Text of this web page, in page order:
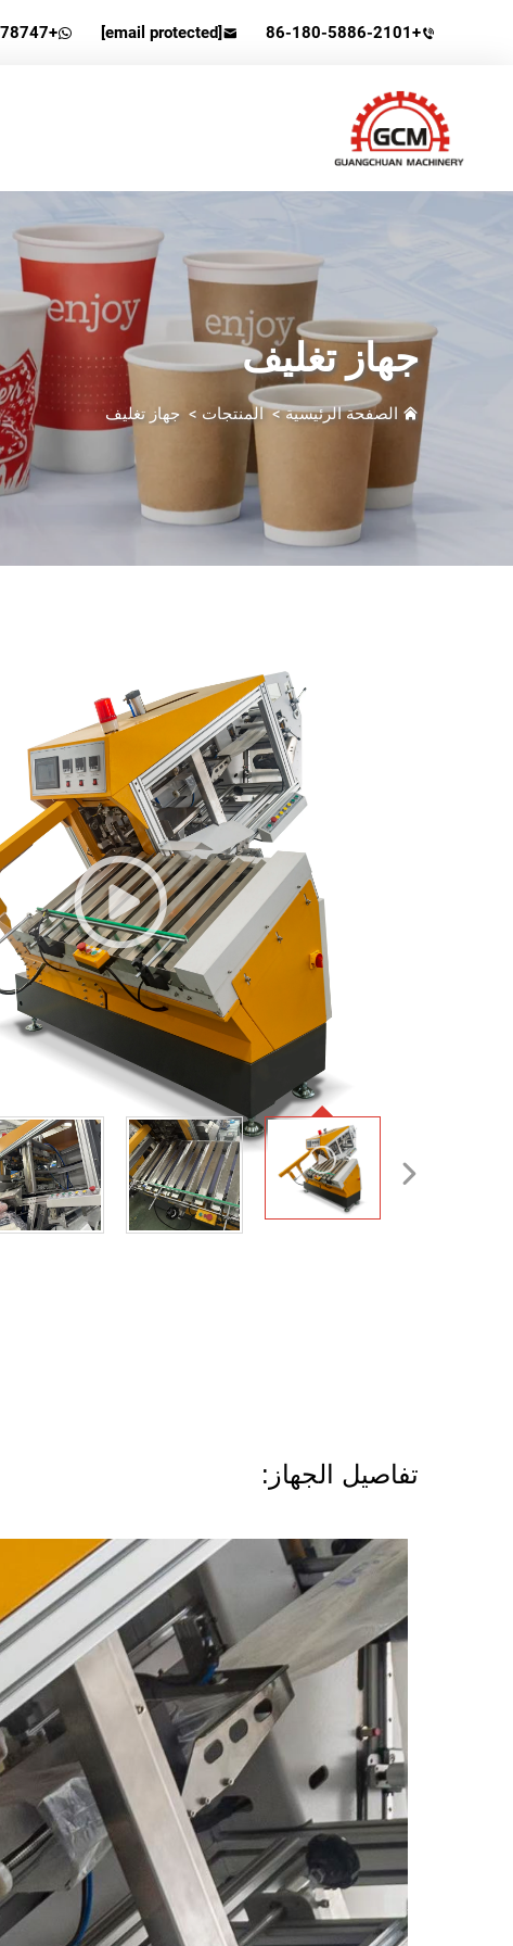
+86-180-5886-2101
[email protected]
+86-13506578747
جهاز تغليف
الصفحة الرئيسية>المنتجات > جهاز تغليف
تفاصيل الجهاز: